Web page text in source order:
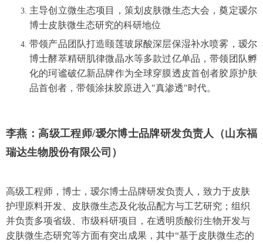
主导创立微生态项目，策划皮肤微生态大会，奠定瑷尔
博士皮肤微生态研究的科研地位
带领产品团队打造颐莲玻尿酸深层保湿补水喷雾，瑷尔
博士酵萃精研肌律微晶水等多款过亿单品，带领团队孵
化的珂谧破亿新品牌作为全球穿膜透皮首创者胶原护肤
品首创者，带领涂抹胶原进入"真渗透"时代。
李燕：高级工程师/瑷尔博士品牌研发负责人（山东福
瑞达生物股份有限公司）
高级工程师，博士，瑷尔博士品牌研发负责人，致力于皮肤
护理原料开发、皮肤微生态及化妆品配方与工艺研究；组织
并负责多项省级、市级科研项目，在透明质酸衍生物开发与
皮肤微生态研究等方面有突出成果，其中“基于皮肤微生态的